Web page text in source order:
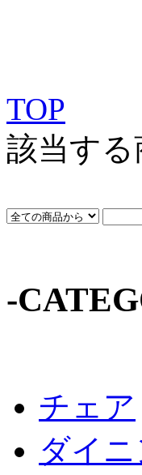
TOP
該当す
-
チェア
ダイ